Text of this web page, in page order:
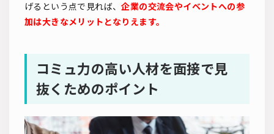
げるという点で見れば、企業の交流会やイベントへの参
加は大きなメリットとなりえます。
コミュ力の高い人材を面接で見
抜くためのポイント